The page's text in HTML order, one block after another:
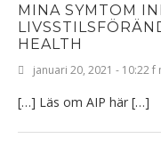
MINA SYMTOM
HEALTH
januari 20, 2021 - 10:22 f
[…] Läs om AIP här […]